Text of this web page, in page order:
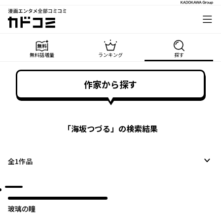
漫画エンタメ全部コミコミ
カドコミ
無料話増量 ランキング 探す
作家から探す
「海坂つづる」の検索結果
全1作品
玻璃の瞳